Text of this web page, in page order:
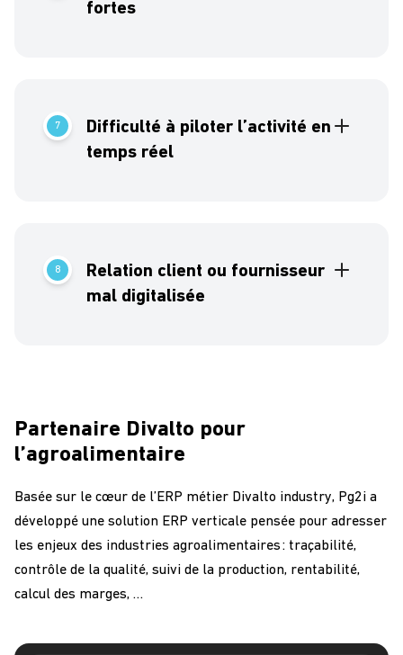
fortes
7
Difficulté à piloter l’activité en
temps réel
8
Relation client ou fournisseur
mal digitalisée
Partenaire Divalto pour
l’agroalimentaire
Basée sur le cœur de l’ERP métier Divalto industry, Pg2i a
développé une solution ERP verticale pensée pour adresser
les enjeux des industries agroalimentaires : traçabilité,
contrôle de la qualité, suivi de la production, rentabilité,
calcul des marges, …